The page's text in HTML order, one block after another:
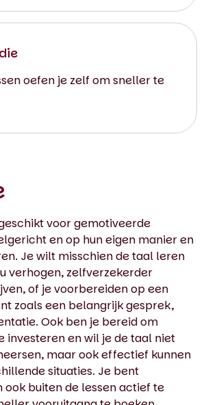
oefen je zelf om sneller te
voor gemotiveerde
en op hun eigen manier en
Je wilt misschien de taal leren
verhogen, zelfverzekerder
of je voorbereiden op een
zoals een belangrijk gesprek,
Ook ben je bereid om
investeren en wil je de taal niet
maar ook effectief kunnen
situaties. Je bent
buiten de lessen actief te